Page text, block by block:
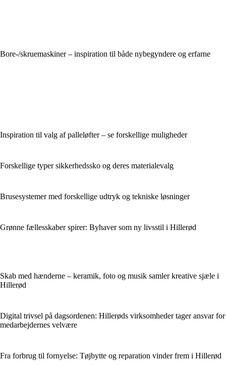
Bore-/skruemaskiner – inspiration til både nybegyndere og erfarne
Inspiration til valg af palleløfter – se forskellige muligheder
Forskellige typer sikkerhedssko og deres materialevalg
Brusesystemer med forskellige udtryk og tekniske løsninger
Grønne fællesskaber spirer: Byhaver som ny livsstil i Hillerød
Skab med hænderne – keramik, foto og musik samler kreative sjæle i
Hillerød
Digital trivsel på dagsordenen: Hillerøds virksomheder tager ansvar for
medarbejdernes velvære
Fra forbrug til fornyelse: Tøjbytte og reparation vinder frem i Hillerød